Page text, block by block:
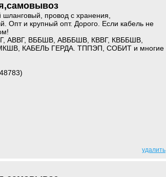
провод с хранения,
Опт и крупный опт. Дорого. Если кабель не
АВВГ, ВББШВ, АВББШВ, КВВГ, КВББШВ,
КАБЕЛЬ ГЕРДА. ТППЭП, СОБИТ и многие
удалить